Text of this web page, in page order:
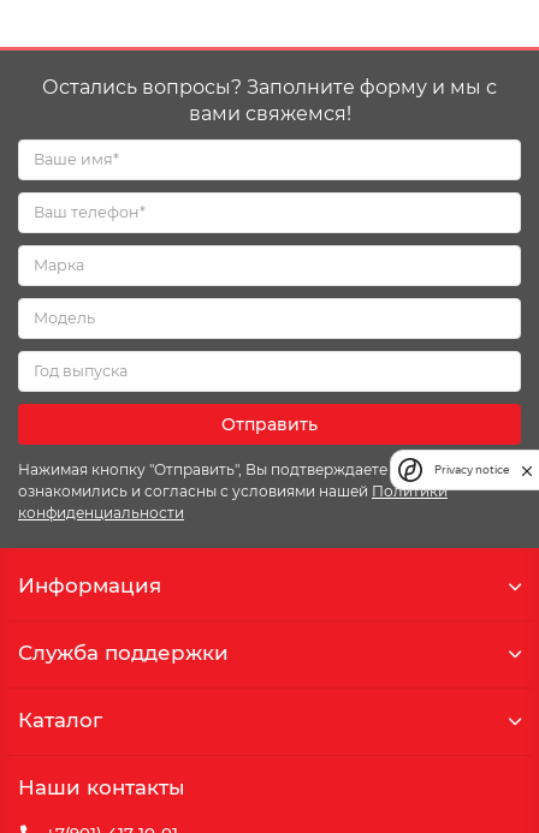
Остались вопросы? Заполните форму и мы с
вами свяжемся!
Отправить
Нажимая кнопку "Отправить", Вы подтверждаете что
ознакомились и согласны с условиями нашей Политики
конфиденциальности
Информация
Служба поддержки
Каталог
Наши контакты
Privacy notice